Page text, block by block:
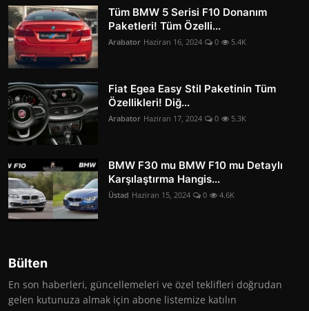
Tüm BMW 5 Serisi F10 Donanım
Paketleri! Tüm Özelli...
Arabator Haziran 16, 2024 0 5.4K
Fiat Egea Easy Stil Paketinin Tüm
Özellikleri! Diğ...
Arabator Haziran 17, 2024 0 5.3K
BMW F30 mu BMW F10 mu Detaylı
Karşılaştırma Hangis...
Üstad Haziran 15, 2024 0 4.6K
Bülten
En son haberleri, güncellemeleri ve özel teklifleri doğrudan
gelen kutunuza almak için abone listemize katılın